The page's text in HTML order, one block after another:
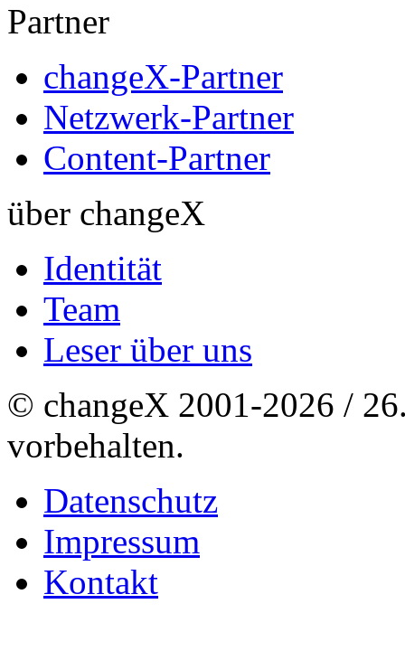
Partner
changeX-Partner
Netzwerk-Partner
Content-Partner
über changeX
Identität
Team
Leser über uns
© changeX 2001-2026 /
vorbehalten.
Datenschutz
Impressum
Kontakt